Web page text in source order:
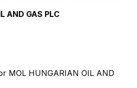
AND GAS PLC
MOL HUNGARIAN OIL AND